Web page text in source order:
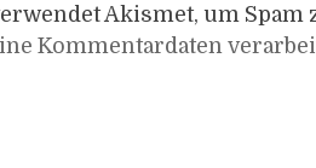
Akismet, um
Kommentardaten